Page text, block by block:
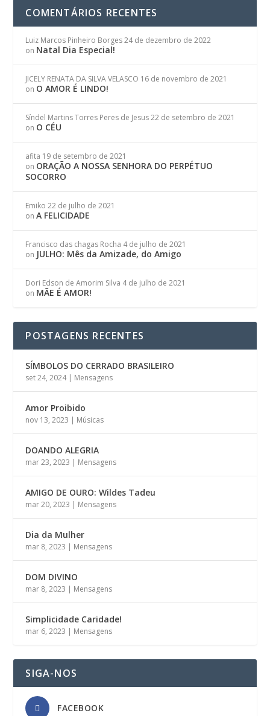
COMENTÁRIOS RECENTES
Luiz Marcos Pinheiro Borges 24 de dezembro de 2022
on Natal Dia Especial!
JICELY RENATA DA SILVA VELASCO 16 de novembro de 2021
on O AMOR É LINDO!
Síndel Martins Torres Peres de Jesus 22 de setembro de 2021
on O CÉU
afita 19 de setembro de 2021
on ORAÇÃO A NOSSA SENHORA DO PERPÉTUO
SOCORRO
Emiko 22 de julho de 2021
onA FELICIDADE
Francisco das chagas Rocha 4 de julho de 2021
on JULHO: Mês da Amizade, do Amigo
Dori Edson de Amorim Silva 4 de julho de 2021
on MÃE É AMOR!
POSTAGENS RECENTES
SÍMBOLOS DO CERRADO BRASILEIRO
set 24, 2024| Mensagens
Amor Proibido
nov 13, 2023 | Músicas
DOANDO ALEGRIA
mar 23, 2023 | Mensagens
AMIGO DE OURO: Wildes Tadeu
mar 20, 2023 | Mensagens
Dia da Mulher
mar 8, 2023 | Mensagens
DOM DIVINO
mar 8, 2023 | Mensagens
Simplicidade Caridade!
mar 6, 2023 | Mensagens
SIGA-NOS
FACEBOOK